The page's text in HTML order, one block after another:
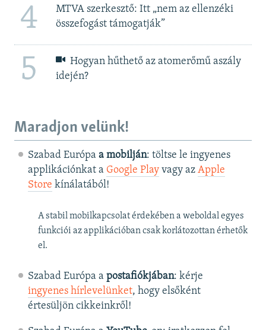
4
MTVA szerkesztő: Itt „nem az ellenzéki
összefogást támogatják”
5
Hogyan hűthető az atomerőmű aszály
idején?
Maradjon velünk!
Szabad Európa a mobilján: töltse le ingyenes
applikációnkat a Google Playvagy az Apple
Store kínálatából!
A stabil mobilkapcsolat érdekében a weboldal egyes
funkciói az applikációban csak korlátozottan érhetők
el.
Szabad Európa a postafiókjában: kérje
ingyenes hírlevelünket, hogy elsőként
értesüljön cikkeinkről!